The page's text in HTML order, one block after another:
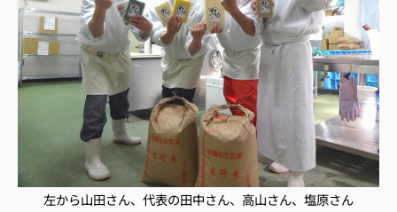
左から山田さん、代表の田中さん、高山さん、塩原さん